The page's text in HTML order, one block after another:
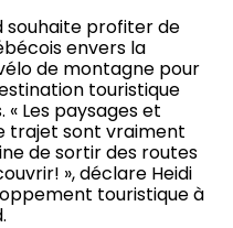
souhaite profiter de
envers la
de montagne pour
touristique
Les paysages et
trajet sont vraiment
de sortir des routes
», déclare Heidi
touristique à